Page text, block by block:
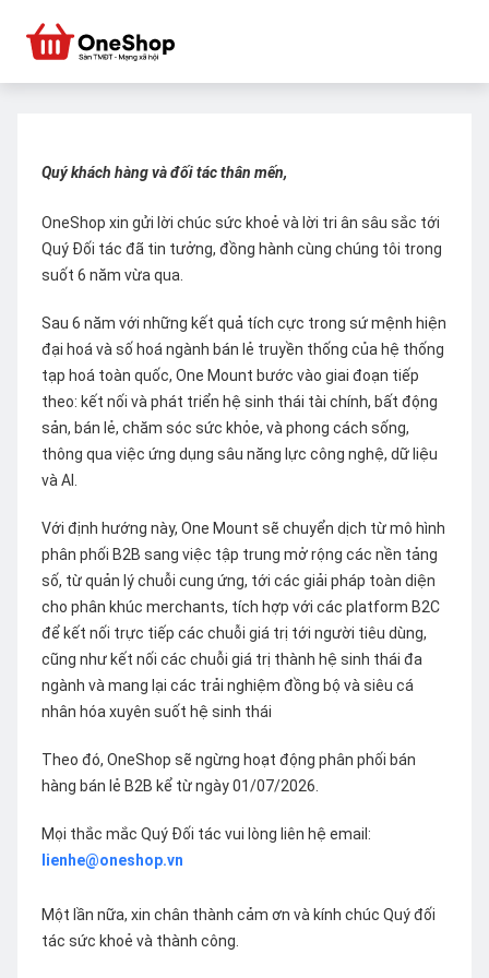
Quý khách hàng và đối tác thân mến,
OneShop xin gửi lời chúc sức khoẻ và lời tri ân sâu sắc tới
Quý Đối tác đã tin tưởng, đồng hành cùng chúng tôi trong
suốt 6 năm vừa qua.
Sau 6 năm với những kết quả tích cực trong sứ mệnh hiện
đại hoá và số hoá ngành bán lẻ truyền thống của hệ thống
tạp hoá toàn quốc, One Mount bước vào giai đoạn tiếp
theo: kết nối và phát triển hệ sinh thái tài chính, bất động
sản, bán lẻ, chăm sóc sức khỏe, và phong cách sống,
thông qua việc ứng dụng sâu năng lực công nghệ, dữ liệu
và AI.
Với định hướng này, One Mount sẽ chuyển dịch từ mô hình
phân phối B2B sang việc tập trung mở rộng các nền tảng
số, từ quản lý chuỗi cung ứng, tới các giải pháp toàn diện
cho phân khúc merchants, tích hợp với các platform B2C
để kết nối trực tiếp các chuỗi giá trị tới người tiêu dùng,
cũng như kết nối các chuỗi giá trị thành hệ sinh thái đa
ngành và mang lại các trải nghiệm đồng bộ và siêu cá
nhân hóa xuyên suốt hệ sinh thái
Theo đó, OneShop sẽ ngừng hoạt động phân phối bán
hàng bán lẻ B2B kể từ ngày 01/07/2026.
Mọi thắc mắc Quý Đối tác vui lòng liên hệ email:
lienhe@oneshop.vn
Một lần nữa, xin chân thành cảm ơn và kính chúc Quý đối
tác sức khoẻ và thành công.